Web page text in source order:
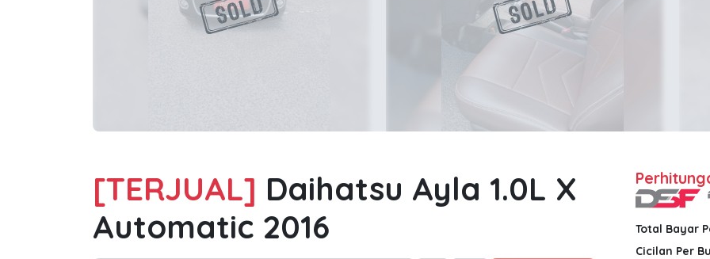
[TERJUAL] Daihatsu Ayla 1.0L X
Automatic 2016
Total Bayar
Cicilan Per